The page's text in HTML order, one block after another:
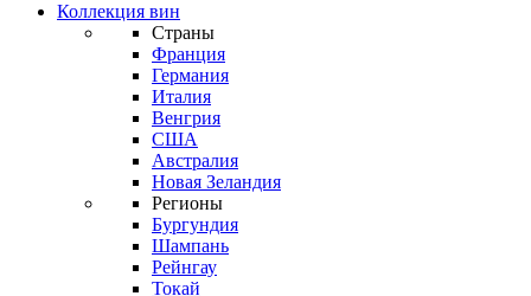
Коллекция вин
Страны
Франция
Германия
Италия
Венгрия
США
Австралия
Новая Зеландия
Регионы
Бургундия
Шампань
Рейнгау
Токай